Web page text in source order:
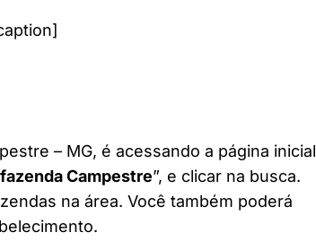
– MG, é acessando a página inicial
Campestre”, e clicar na busca.
na área. Você também poderá